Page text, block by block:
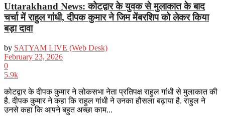
Uttarakhand News: कोटद्वार के युवक से मुलाकात के बाद
चर्चा में राहुल गांधी, दीपक कुमार ने जिम मेंबरशिप को लेकर किया
बड़ा दावा
by SATYAM LIVE (Web Desk)
February 23, 2026
0
5.9k
कोटद्वार के दीपक कुमार ने लोकसभा नेता प्रतिपक्ष राहुल गांधी से मुलाकात की
है. दीपक कुमार ने कहा कि राहुल गांधी ने उनका हौसला बढ़ाया है. राहुल ने
उनसे कहा कि आपने बहुत अच्छा काम...